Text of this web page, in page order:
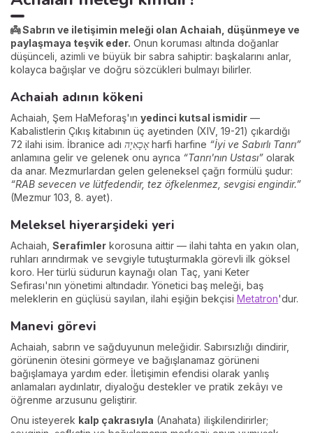
👼 Sabrın ve iletişimin meleği olan Achaiah, düşünmeye ve
paylaşmaya teşvik eder. Onun koruması altında doğanlar
düşünceli, azimli ve büyük bir sabra sahiptir: başkalarını anlar,
kolayca bağışlar ve doğru sözcükleri bulmayı bilirler.
Achaiah adının kökeni
Achaiah, Şem HaMeforaş'ın yedinci kutsal ismidir —
Kabalistlerin Çıkış kitabının üç ayetinden (XIV, 19-21) çıkardığı
72 ilahi isim. İbranice adı אָכָאִיָהharfi harfine “İyi ve Sabırlı Tanrı”
anlamına gelir ve gelenek onu ayrıca “Tanrı'nın Ustası” olarak
da anar. Mezmurlardan gelen geleneksel çağrı formülü şudur:
“RAB sevecen ve lütfedendir, tez öfkelenmez, sevgisi engindir.”
(Mezmur 103, 8. ayet).
Meleksel hiyerarşideki yeri
Achaiah, Serafimler korosuna aittir — ilahi tahta en yakın olan,
ruhları arındırmak ve sevgiyle tutuşturmakla görevli ilk göksel
koro. Her türlü südurun kaynağı olan Taç, yani Keter
Sefirası'nın yönetimi altındadır. Yönetici baş meleği, baş
meleklerin en güçlüsü sayılan, ilahi eşiğin bekçisi Metatron'dur.
Manevi görevi
Achaiah, sabrın ve sağduyunun meleğidir. Sabırsızlığı dindirir,
görünenin ötesini görmeye ve bağışlanamaz görüneni
bağışlamaya yardım eder. İletişimin efendisi olarak yanlış
anlamaları aydınlatır, diyaloğu destekler ve pratik zekâyı ve
öğrenme arzusunu geliştirir.
Onu isteyerek kalp çakrasıyla (Anahata) ilişkilendirirler;